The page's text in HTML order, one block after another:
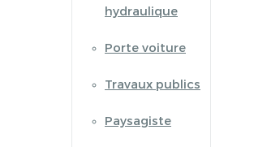
hydraulique
Porte voiture
Travaux publics
Paysagiste